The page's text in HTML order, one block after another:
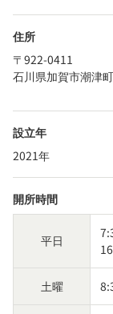
住所
〒922-0411
石川県加賀市潮津
設立年
2021年
開所時間
平日
土曜